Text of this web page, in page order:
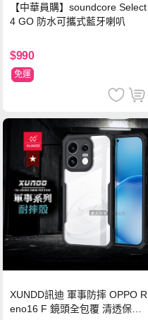
【中華員購】soundcore Select
4 GO 防水可攜式藍牙喇叭
$990
免運
XUNDD訊迪 軍事防摔 OPPO R
eno16 F 鏡頭全包覆 清透保護